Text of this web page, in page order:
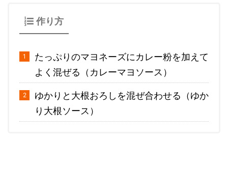
作り方
たっぷりのマヨネーズにカレー粉を加えて
よく混ぜる（カレーマヨソース）
ゆかりと大根おろしを混ぜ合わせる（ゆか
り大根ソース）